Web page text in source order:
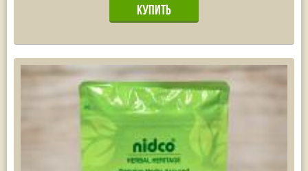
Кутаки(8)
Мята(8)
(8)